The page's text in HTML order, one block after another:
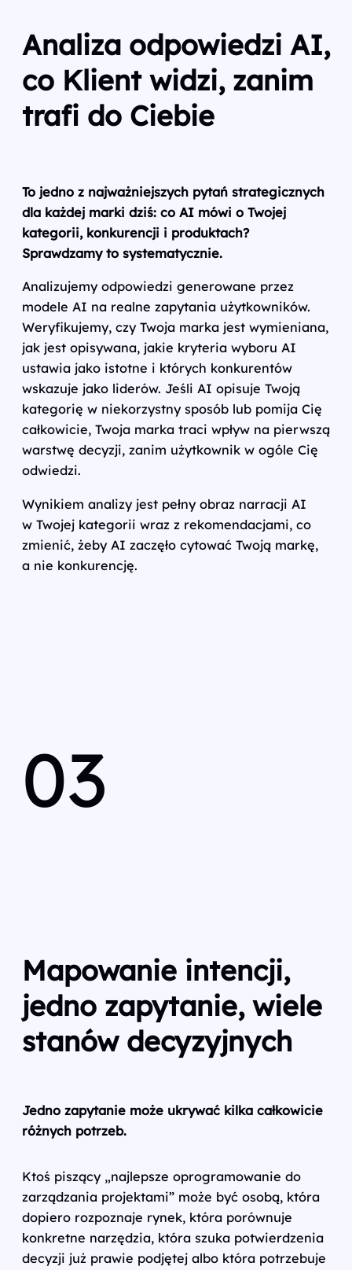
Analiza odpowiedzi AI,
co Klient widzi, zanim
trafi do Ciebie
To jedno z najważniejszych pytań strategicznych
dla każdej marki dziś: co AI mówi o Twojej
kategorii, konkurencji i produktach?
Sprawdzamy to systematycznie.
Analizujemy odpowiedzi generowane przez
modele AI na realne zapytania użytkowników.
Weryfikujemy, czy Twoja marka jest wymieniana,
jak jest opisywana, jakie kryteria wyboru AI
ustawia jako istotne i których konkurentów
wskazuje jako liderów. Jeśli AI opisuje Twoją
kategorię w niekorzystny sposób lub pomija Cię
całkowicie, Twoja marka traci wpływ na pierwszą
warstwę decyzji, zanim użytkownik w ogóle Cię
odwiedzi.
Wynikiem analizy jest pełny obraz narracji AI
w Twojej kategorii wraz z rekomendacjami, co
zmienić, żeby AI zaczęło cytować Twoją markę,
a nie konkurencję.
03
Mapowanie intencji,
jedno zapytanie, wiele
stanów decyzyjnych
Jedno zapytanie może ukrywać kilka całkowicie
różnych potrzeb.
Ktoś piszący „najlepsze oprogramowanie do
zarządzania projektami” może być osobą, która
dopiero rozpoznaje rynek, która porównuje
konkretne narzędzia, która szuka potwierdzenia
decyzji już prawie podjętej albo która potrzebuje